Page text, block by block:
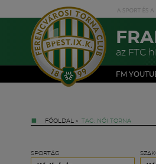
az FTC
FM
FŐOLDAL » TAG: NŐI TORNA
SPORTÁG